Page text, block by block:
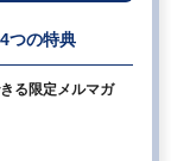
つの特典
る限定メルマガ